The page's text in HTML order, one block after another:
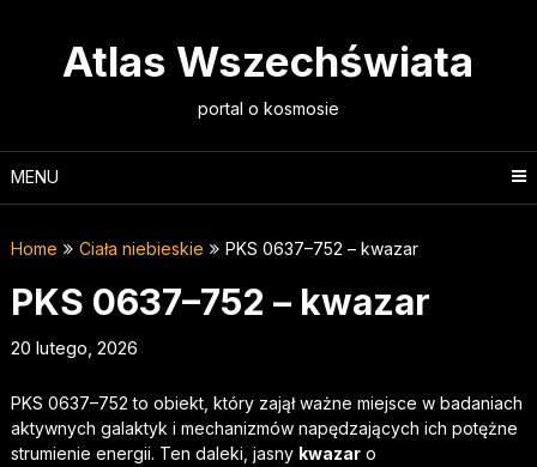
Atlas Wszechświata
portal o kosmosie
MENU
Home Ciała niebieskie PKS 0637–752 – kwazar
PKS 0637–752 – kwazar
20 lutego, 2026
PKS 0637–752 to obiekt, który zajął ważne miejsce w badaniach
aktywnych galaktyk i mechanizmów napędzających ich potężne
strumienie energii. Ten daleki, jasny kwazaro